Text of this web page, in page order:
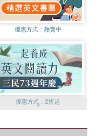
優惠方式： 熱賣中
優惠方式：2折起